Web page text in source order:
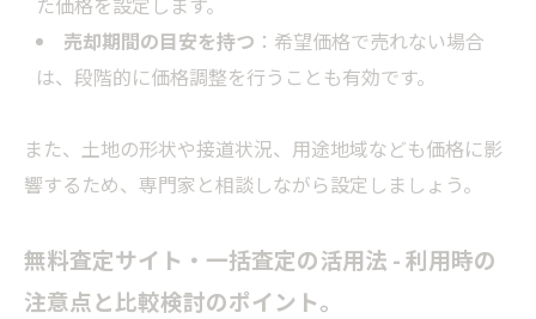
売却期間の目安を持つ ：希望価格で売れない場合
は、段階的に価格調整を行うことも有効です。
また、土地の形状や接道状況、用途地域なども価格に影
響するため、専門家と相談しながら設定しましょう。
無料査定サイト・一括査定の活用法 - 利用時の
注意点と比較検討のポイント。